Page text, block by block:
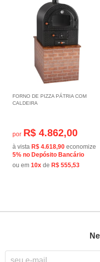
FORNO DE PIZZA PÁTRIA COM
CALDEIRA
por R$ 4.862,00
à vista R$ 4.618,90 economize
5% no Depósito Bancário
ou em 10x de R$ 555,53